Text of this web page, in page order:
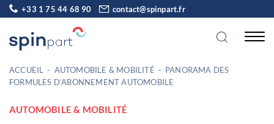
+33 1 75 44 68 90 contact@spinpart.fr
ACCUEIL - AUTOMOBILE & MOBILITÉ - PANORAMA DES
FORMULES D’ABONNEMENT AUTOMOBILE
AUTOMOBILE & MOBILITÉ